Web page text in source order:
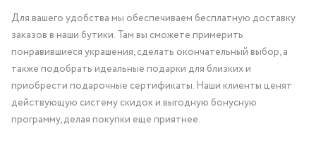
Для вашего удобства мы обеспечиваем бесплатную доставку
заказов в наши бутики. Там вы сможете примерить
понравившиеся украшения, сделать окончательный выбор, а
также подобрать идеальные подарки для близких и
приобрести подарочные сертификаты. Наши клиенты ценят
действующую систему скидок и выгодную бонусную
программу, делая покупки еще приятнее.